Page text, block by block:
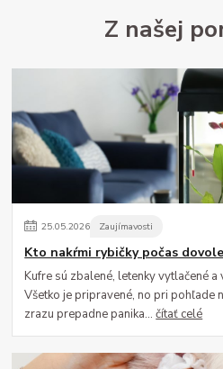
25.05.2026 Zaujímavosti
Kto nakŕmi rybičky počas
Kufre sú zbalené, letenky vytlačené a
Všetko je pripravené, no pri pohľade
zrazu prepadne panika...čítať celé